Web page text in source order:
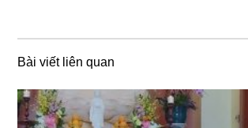
Bài viết liên quan